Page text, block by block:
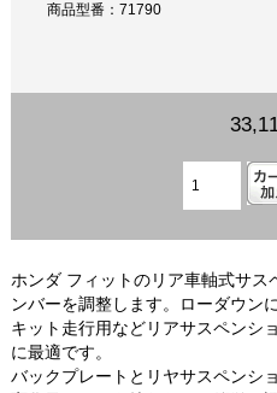
商品型番：71790
ホンダ フィットのリア車軸式サス
ンバーを調整します。ローダウン
キット走行用などリアサスペンシ
に最適です。
バックプレートとリヤサスペンシ